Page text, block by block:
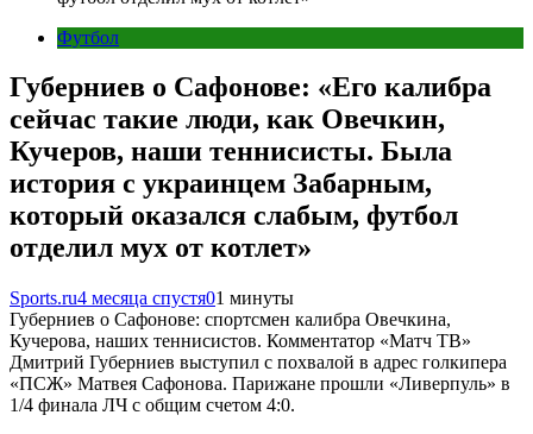
Футбол
Губерниев о Сафонове: «Его калибра
сейчас такие люди, как Овечкин,
Кучеров, наши теннисисты. Была
история с украинцем Забарным,
который оказался слабым, футбол
отделил мух от котлет»
Sports.ru4 месяца спустя01 минуты
Губерниев о Сафонове: спортсмен калибра Овечкина,
Кучерова, наших теннисистов. Комментатор «Матч ТВ»
Дмитрий Губерниев выступил с похвалой в адрес голкипера
«ПСЖ» Матвея Сафонова. Парижане прошли «Ливерпуль» в
1/4 финала ЛЧ с общим счетом 4:0.